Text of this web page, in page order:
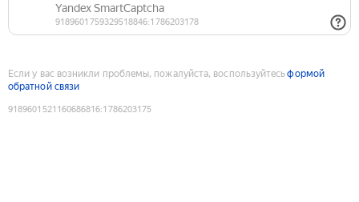
Если у вас возникли проблемы, пожалуйста, воспользуйтесьформой
обратной связи
9189601521160686816:1786203175